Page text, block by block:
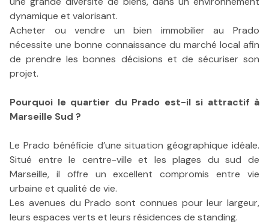
dynamique et valorisant.
Acheter ou vendre un bien immobilier au Prado
nécessite une bonne connaissance du marché local afin
de prendre les bonnes décisions et de sécuriser son
projet.
Pourquoi le quartier du Prado est-il si attractif à
Marseille Sud ?
Le Prado bénéficie d’une situation géographique idéale.
Situé entre le centre-ville et les plages du sud de
Marseille, il offre un excellent compromis entre vie
urbaine et qualité de vie.
Les avenues du Prado sont connues pour leur largeur,
leurs espaces verts et leurs résidences de standing.